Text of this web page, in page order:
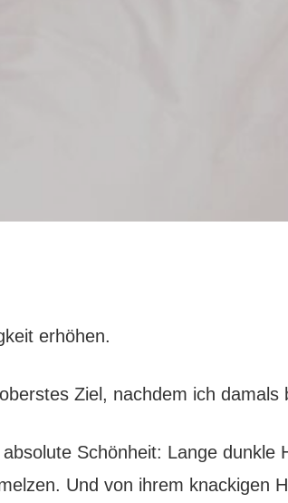
erhöhen.
Ziel, nachdem ich damals
Schönheit: Lange dunkle
Und von ihrem knackigen